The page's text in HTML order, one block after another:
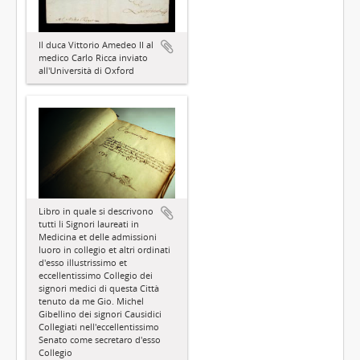
Il duca Vittorio Amedeo II al
medico Carlo Ricca inviato
all'Università di Oxford
Libro in quale si descrivono
tutti li Signori laureati in
Medicina et delle admissioni
luoro in collegio et altri ordinati
d'esso illustrissimo et
eccellentissimo Collegio dei
signori medici di questa Città
tenuto da me Gio. Michel
Gibellino dei signori Causidici
Collegiati nell'eccellentissimo
Senato come secretaro d'esso
Collegio